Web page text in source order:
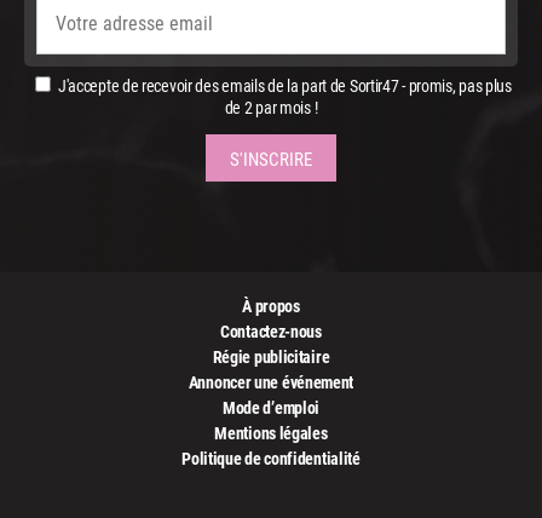
J'accepte de recevoir des emails de la part de Sortir47 - promis, pas plus
de 2 par mois !
À propos
Contactez-nous
Régie publicitaire
Annoncer une événement
Mode d’emploi
Mentions légales
Politique de confidentialité